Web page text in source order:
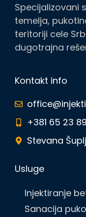
Specijalizovani
temelja,
teritoriji cele
dugotrajna
Kontakt info
+381 65 23
Stevana
Usluge
Injektiranje
Sanacija